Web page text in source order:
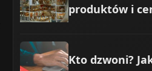
produktów i
Kto dzwoni?